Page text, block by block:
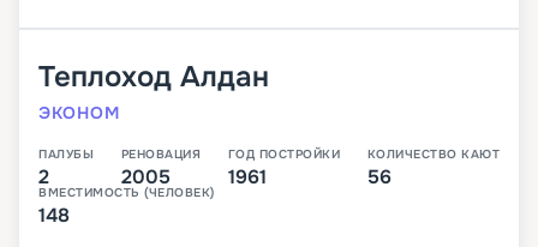
Теплоход Алдан
ЭКОНОМ
ПАЛУБЫ
2
РЕНОВАЦИЯ
2005
ГОД ПОСТРОЙКИ
1961
КОЛИЧЕСТВО КАЮТ
56
ВМЕСТИМОСТЬ (ЧЕЛОВЕК)
148